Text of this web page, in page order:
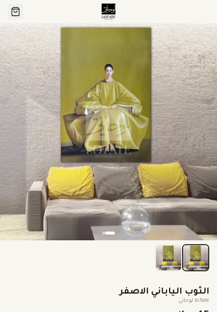
الثوب الياباني الاصفر
lo7ate لوحاتي